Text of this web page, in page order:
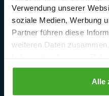
Verwendung unserer
soziale Medien, Werbung
Partner führen diese
weiteren Daten
gesammelt haben.
Alle
Vertragswiderruf